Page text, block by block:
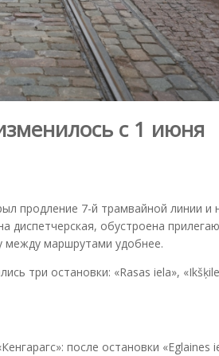
с 1 июня
продление 7-й трамвайной линии и
диспетчерская, обустроена
между маршрутами удобнее.
три остановки: «Rasas iela»,
после остановки «Eglaines